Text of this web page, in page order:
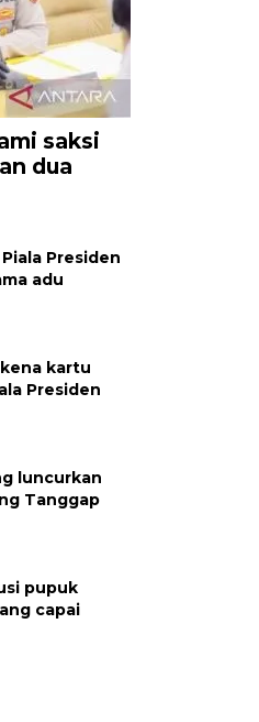
saksi
dua
Presiden
adu
kartu
Presiden
luncurkan
Tanggap
pupuk
capai